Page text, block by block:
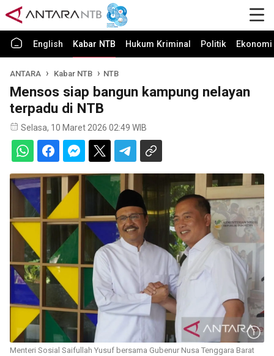
English Kabar NTB Hukum Kriminal Politik
ANTARA Kabar NTB NTB
Mensos siap bangun kampung nelayan
terpadu di NTB
Selasa, 10 Maret 2026 02:49 WIB
Menteri Sosial Saifullah Yusuf bersama Gubenur Nusa Tenggara Barat